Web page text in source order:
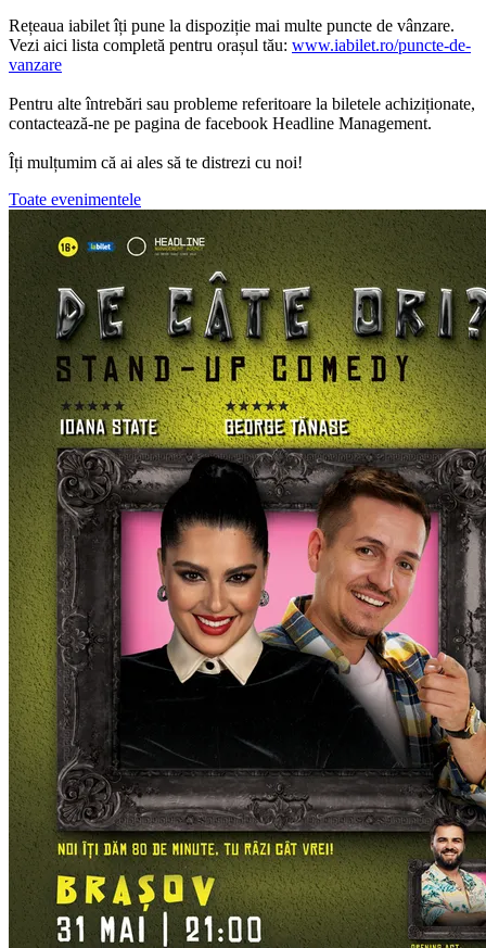
Rețeaua iabilet îți pune la dispoziție mai multe puncte de vânzare.
Vezi aici lista completă pentru orașul tău: www.iabilet.ro/puncte-de-
vanzare
Pentru alte întrebări sau probleme referitoare la biletele achiziționate,
contactează-ne pe pagina de facebook Headline Management.
Îți mulțumim că ai ales să te distrezi cu noi!
Toate evenimentele